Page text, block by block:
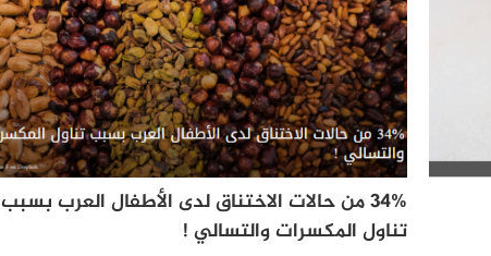
34% من حالات الاختناق لدى الأطفال العرب بسبب
تناول المكسرات والتسالي !